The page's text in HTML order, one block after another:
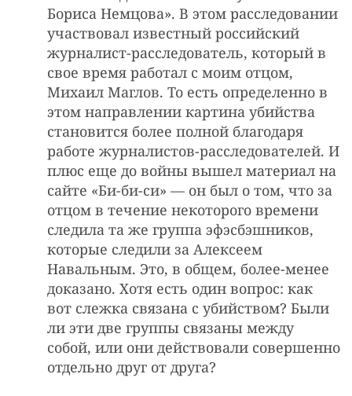
Бориса Немцова». В этом расследовании
участвовал известный российский
журналист-расследователь, который в
свое время работал с моим отцом,
Михаил Маглов. То есть определенно в
этом направлении картина убийства
становится более полной благодаря
работе журналистов-расследователей. И
плюс еще до войны вышел материал на
сайте «Би-би-си» — он был о том, что за
отцом в течение некоторого времени
следила та же группа эфэсбэшников,
которые следили за Алексеем
Навальным. Это, в общем, более-менее
доказано. Хотя есть один вопрос: как
вот слежка связана с убийством? Были
ли эти две группы связаны между
собой, или они действовали совершенно
отдельно друг от друга?